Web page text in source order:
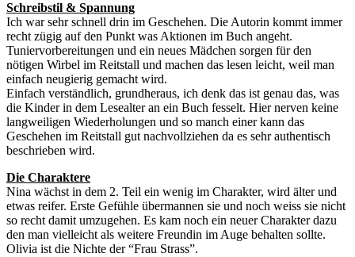
Schreibstil & Spannung
Ich war sehr schnell drin im Geschehen. Die Autorin kommt immer
recht zügig auf den Punkt was Aktionen im Buch angeht.
Tuniervorbereitungen und ein neues Mädchen sorgen für den
nötigen Wirbel im Reitstall und machen das lesen leicht, weil man
einfach neugierig gemacht wird.
Einfach verständlich, grundheraus, ich denk das ist genau das, was
die Kinder in dem Lesealter an ein Buch fesselt. Hier nerven keine
langweiligen Wiederholungen und so manch einer kann das
Geschehen im Reitstall gut nachvollziehen da es sehr authentisch
beschrieben wird.
Die Charaktere
Nina wächst in dem 2. Teil ein wenig im Charakter, wird älter und
etwas reifer. Erste Gefühle übermannen sie und noch weiss sie nicht
so recht damit umzugehen. Es kam noch ein neuer Charakter dazu
den man vielleicht als weitere Freundin im Auge behalten sollte.
Olivia ist die Nichte der “Frau Strass”.